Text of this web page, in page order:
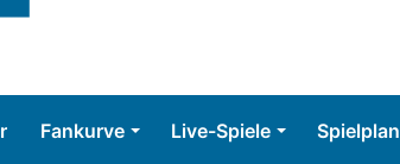
Fankurve Live-Spiele Spielplan